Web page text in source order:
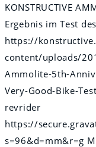
KONSTRUCTIVE
Ergebnis im Test
https://
content/uploads/
Ammolite-5th-
Very-Good-Bike-
revrider
https://
s=96&d=mm&r=g